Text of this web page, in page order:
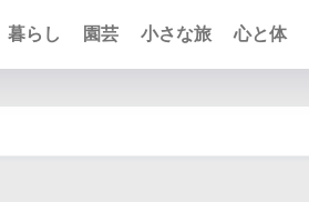
暮らし 園芸 小さな旅 心と体